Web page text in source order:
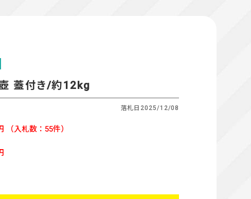
蓋付き/約12kg
落札日 2025/12/08
（入札数：55件）